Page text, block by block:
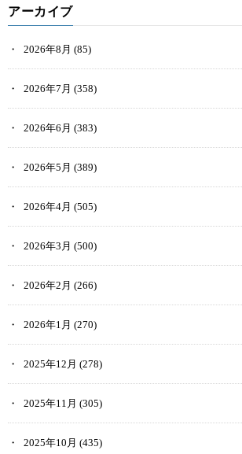
アーカイブ
2026年8月 (85)
2026年7月 (358)
2026年6月 (383)
2026年5月 (389)
2026年4月 (505)
2026年3月 (500)
2026年2月 (266)
2026年1月 (270)
2025年12月 (278)
2025年11月 (305)
2025年10月 (435)